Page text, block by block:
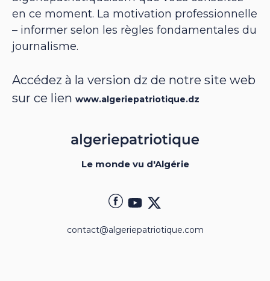
en ce moment. La motivation professionnelle
– informer selon les règles fondamentales du
journalisme.
Accédez à la version dz de notre site web
sur ce lien www.algeriepatriotique.dz
Le monde vu d'Algérie
contact@algeriepatriotique.com